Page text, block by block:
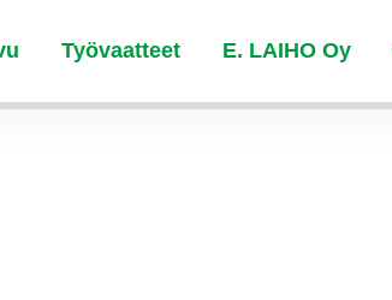
Työvaatteet E. LAIHO Oy